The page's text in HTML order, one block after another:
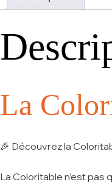
La
🎉 Découvrez la
La Coloritable n’est pas